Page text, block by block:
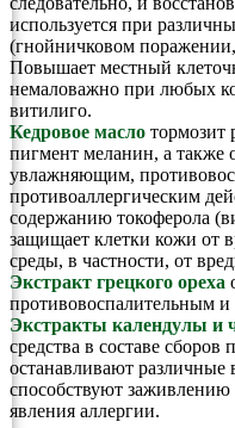
используется при
(гнойничковом
Повышает местный
немаловажно при любых
витилиго.
Кедровое масло тормозит
пигмент меланин, а также
увлажняющим,
противоаллергическим
содержанию токоферола
защищает клетки кожи от
среды, в частности, от
Экстракт грецкого ореха
противовоспалительным и
Экстракты календулы и
средства в составе
останавливают различные
способствуют
явления аллергии.